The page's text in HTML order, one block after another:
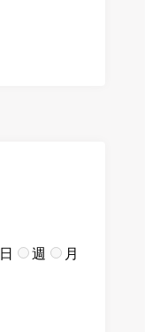
日 週 月